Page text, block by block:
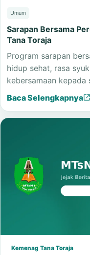
Umum
Sarapan Bersama
Tana Toraja
Program sarapan
hidup sehat, rasa
kebersamaan kepada
Baca Selengkapnya
Kemenag Tana Toraja